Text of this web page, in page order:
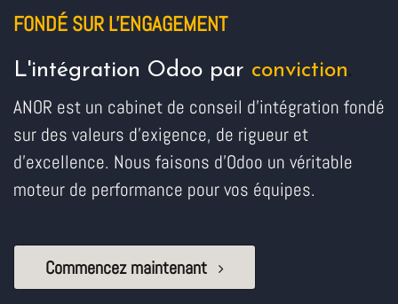
FONDÉ SUR L'ENGAGEMENT
L'intégration Odoo par conviction
ANOR est un cabinet de conseil d'intégration fondé
sur des valeurs d'exigence, de rigueur et
d'excellence. Nous faisons d'Odoo un véritable
moteur de performance pour vos équipes.
Commencez maintenant